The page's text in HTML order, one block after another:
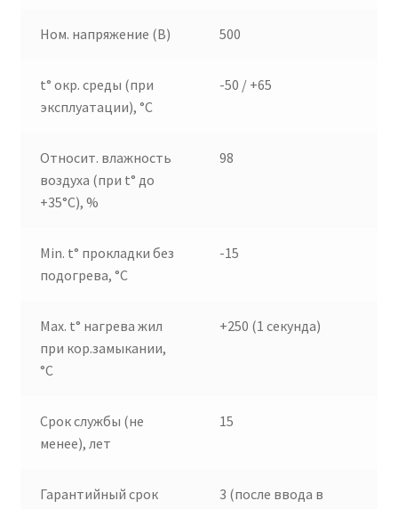
Ном. напряжение (В) 500
t° окр. среды (при
эксплуатации), °C
-50 / +65
Относит. влажность
воздуха (при t° до
+35°C), %
98
Min. t° прокладки без
подогрева, °C
-15
Max. t° нагрева жил
при кор.замыкании,
°C
+250 (1 секунда)
Срок службы (не
менее), лет
15
Гарантийный срок
3 (после ввода в